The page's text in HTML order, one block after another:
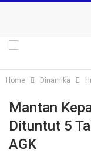
Home Dinamika
Mantan
Dituntut 5
AGK